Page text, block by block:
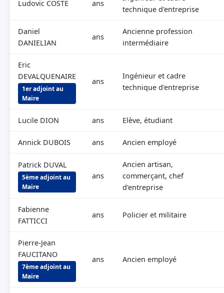
Ludovic COSTE ans
technique d'entreprise
Daniel
DANIELIAN
ans
Ancienne profession
intermédiaire
Eric
DEVALQUENAIRE
1er adjoint au
Maire
ans
Ingénieur et cadre
technique d'entreprise
Lucile DION ans Elève, étudiant
Annick DUBOIS ans Ancien employé
Patrick DUVAL
5ème adjoint au
Maire
ans
Ancien artisan,
commerçant, chef
d'entreprise
Fabienne
FATTICCI
ans Policier et militaire
Pierre-Jean
FAUCITANO
7ème adjoint au
Maire
ans Ancien employé